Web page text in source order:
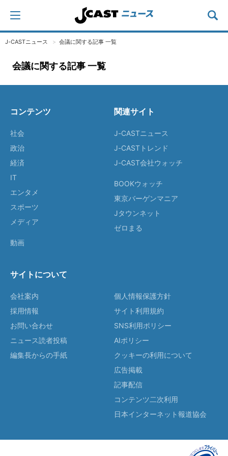
J-CASTニュース 会議に関する記事 一覧
会議に関する記事 一覧
コンテンツ
社会
政治
経済
IT
エンタメ
スポーツ
メディア
動画
関連サイト
J-CASTニュース
J-CASTトレンド
J-CAST会社ウォッチ
BOOKウォッチ
東京バーゲンマニア
Jタウンネット
ゼロまる
サイトについて
会社案内
採用情報
お問い合わせ
ニュース読者投稿
編集長からの手紙
個人情報保護方針
サイト利用規約
SNS利用ポリシー
AIポリシー
クッキーの利用について
広告掲載
記事配信
コンテンツ二次利用
日本インターネット報道協会